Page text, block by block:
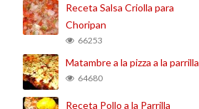
Receta Salsa Criolla para
Choripan
66253
Matambre a la pizza a la parrilla
64680
Receta Pollo a la Parrilla